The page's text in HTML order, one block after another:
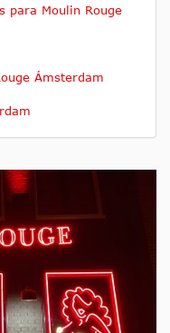
para Moulin Rouge
Ámsterdam